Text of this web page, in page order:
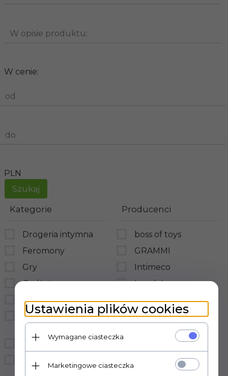
W opisie produktu:
W cenie:
od
do
PLN
Kategorie
Drogeria intymna
Feromony
Gry
Gadżety
BDSM
Prezerwatywy
hurtownia
Bielizna
Śmieszne
Producenci
boss of toys
GRAMMI
Intimeco
LovelyLovers
LoveStim
LSDI
medica-group
MedTime
Ustawienia plików cookies
Wymagane ciasteczka
Marketingowe ciasteczka